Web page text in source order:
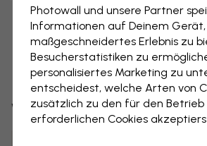
Zeigt Seite 1 von 3
Weitere Kategorien
Photowall und unsere Partner
Informationen auf Deinem Gerät,
maßgeschneidertes Erlebnis zu
Besucherstatistiken zu
personalisiertes Marketing zu
entscheidest, welche Arten von
zusätzlich zu den für den Betrieb
erforderlichen Cookies